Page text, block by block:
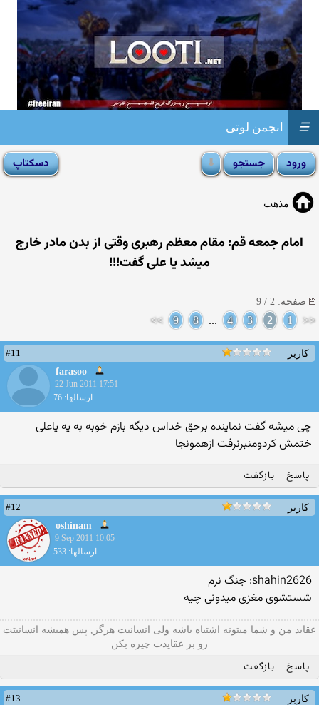
انجمن لوتی ☰
مذهب
امام جمعه قم: مقام معظم رهبری وقتی از بدن مادر خارج
میشد یا علی گفت!!!
صفحه: 2 / 9
<<
1
2
3
4
...
8
9
>>
کاربر
#11
farasoo
22 Jun 2011 17:51
ارسالها: 76
چی میشه گفت نماینده برحق خداس دیگه بازم خوبه به یه یاعلی
ختمش کردومنبرنرفت ازهمونجا
پاسخ بازگفت
کاربر
#12
oshinam
9 Sep 2011 10:05
ارسالها: 533
shahin2626: جنگ نرم
شستشوی مغزی میدونی چیه
عقاید من و شما میتونه اشتباه باشه ولی انسانیت هرگز, پس همیشه انسانیتت
رو بر عقایدت چیره بکن
پاسخ بازگفت
کاربر
#13